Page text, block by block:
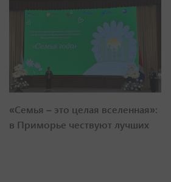
«Семья – это целая вселенная»:
в Приморье чествуют лучших